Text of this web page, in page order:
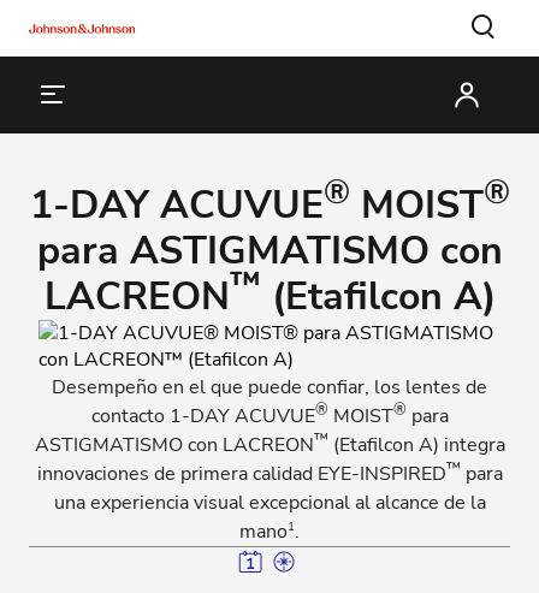
1-DAY ACUVUE® MOIST®
para ASTIGMATISMO con
LACREON™ (Etafilcon A)
Desempeño en el que puede confiar, los lentes de
contacto 1-DAY ACUVUE® MOIST® para
ASTIGMATISMO con LACREON™ (Etafilcon A) integra
innovaciones de primera calidad EYE-INSPIRED™ para
una experiencia visual excepcional al alcance de la
mano1.